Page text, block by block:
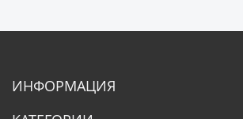
ИНФОРМАЦИЯ